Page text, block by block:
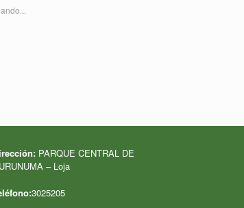
PARQUE CENTRAL DE
– Loja
3025205